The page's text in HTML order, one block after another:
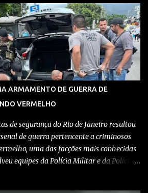
criminosas na região. Confira detalhes no
acesso ao livro O Brasil e a pandemia de
economistas, jornalistas e
sobre os absurdos
de Covid-19, como tiranias,
atos de corrupção,
notáveis autoridades, fraudes e muito
e seus assessores nos grupos de
ao nosso conteúdo clicando aqui , para
ARMAMENTO DE GUERRA DE
VERMELHO
de segurança do Rio de Janeiro resultou
de guerra pertencente a criminosos
uma das facções mais conhecidas
equipes da Polícia Militar e da Polícia